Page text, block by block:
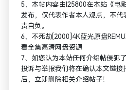
5、本帖内容由l25800在本站《电
发布，仅代表作者本人观点，不代
责自负。
6、不死劫[2000]4K蓝光原盘
看全集高清网盘资源
7、如您认为本站任何介绍帖侵犯
投诉与举报我们将在确认本文链接
后，立即删除相关介绍帖子！